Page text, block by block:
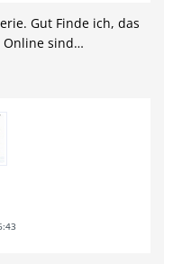
Gut Finde ich, das
Online sind…